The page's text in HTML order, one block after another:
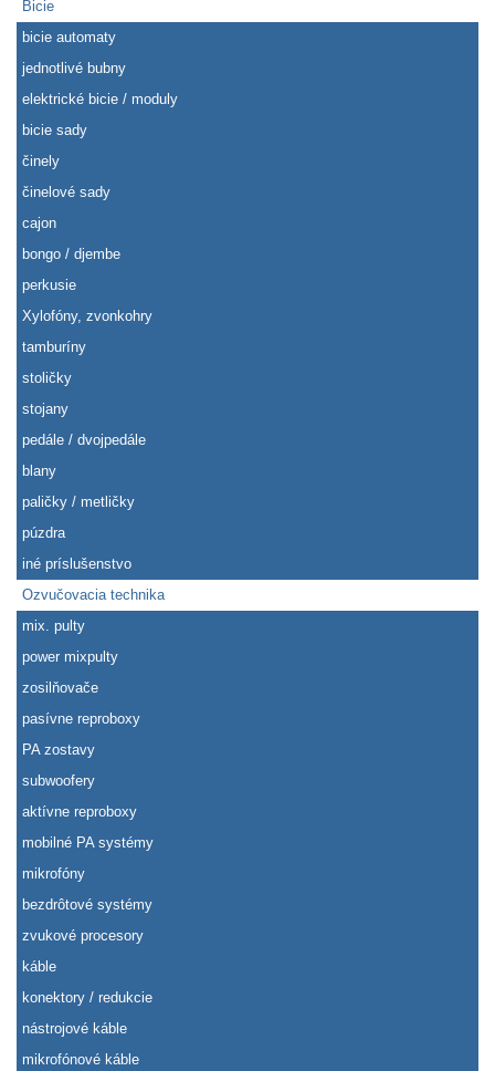
Bicie
bicie automaty
jednotlivé bubny
elektrické bicie / moduly
bicie sady
činely
činelové sady
cajon
bongo / djembe
perkusie
Xylofóny, zvonkohry
tamburíny
stoličky
stojany
pedále / dvojpedále
blany
paličky / metličky
púzdra
iné príslušenstvo
Ozvučovacia technika
mix. pulty
power mixpulty
zosilňovače
pasívne reproboxy
PA zostavy
subwoofery
aktívne reproboxy
mobilné PA systémy
mikrofóny
bezdrôtové systémy
zvukové procesory
káble
konektory / redukcie
nástrojové káble
mikrofónové káble